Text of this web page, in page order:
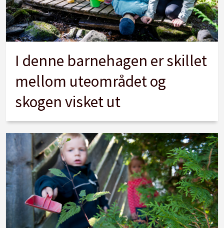
I denne barnehagen er skillet
mellom uteområdet og
skogen visket ut